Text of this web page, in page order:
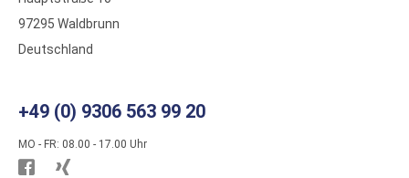
97295 Waldbrunn
Deutschland
+49 (0) 9306 563 99 20
MO - FR: 08.00 - 17.00 Uhr
Besuchen